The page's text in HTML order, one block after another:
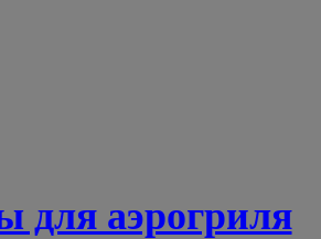
для аэрогриля